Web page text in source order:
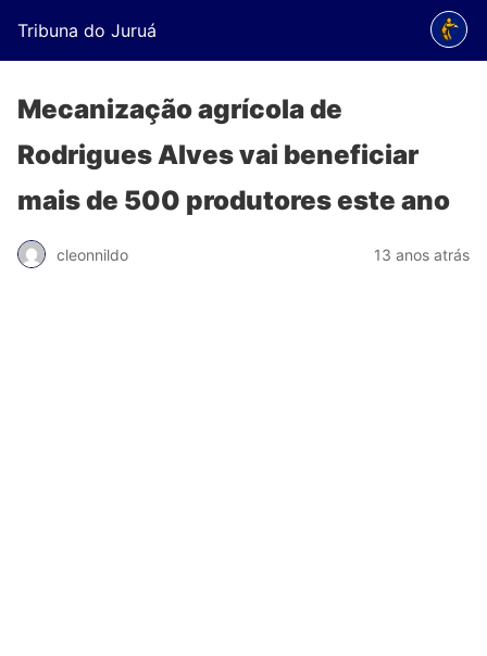
Tribuna do Juruá
Mecanização agrícola de
Rodrigues Alves vai beneficiar
mais de 500 produtores este ano
cleonnildo 13 anos atrás